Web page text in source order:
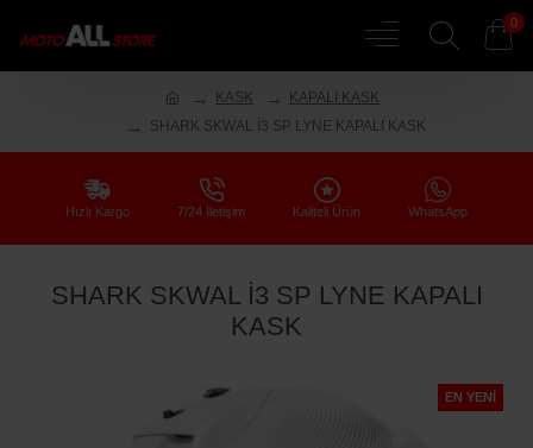
0
KASK
KAPALI KASK
SHARK SKWAL İ3 SP LYNE KAPALI KASK
Hızlı Kargo 7/24 İletişim Kaliteli Ürün WhatsApp
SHARK SKWAL İ3 SP LYNE KAPALI
KASK
EN YENI